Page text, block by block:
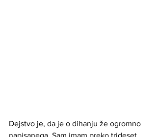
Dejstvo je, da je o dihanju že ogromno
napisanega. Sam imam preko trideset